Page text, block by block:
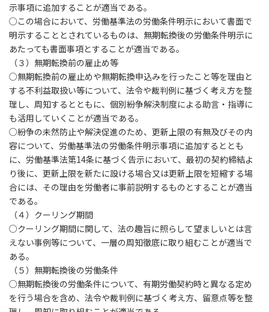
示事項に追加することが適当である。
○この場合において、労働基準法の労働条件明示において書面で
明示することとされているものは、無期転換後の労働条件明示に
あたっても書面事項とすることが適当である。
（３）無期転換前の雇止め等
○無期転換前の雇止めや無期転換申込みを行ったこと等を理由と
する不利益取扱い等について、法令や裁判例に基づく考え方を整
理し、周知するとともに、個別紛争解決制度による助言・指導に
も活用していくことが適当である。
○紛争の未然防止や解決促進のため、更新上限の有無及びその内
容について、労働基準法の労働条件明示事項に追加するととも
に、労働基準法第14条に基づく告示において、最初の契約締結よ
り後に、更新上限を新たに設ける場合又は更新上限を短縮する場
合には、その理由を労働者に事前説明するものとすることが適当
である。
（４）クーリング期間
○クーリング期間に関して、法の趣旨に照らして望ましいとは言
えない事例等について、一層の周知徹底に取り組むことが適当で
ある。
（５）無期転換後の労働条件
○無期転換後の労働条件について、有期労働契約時と異なる定め
を行う場合を含め、法令や裁判例に基づく考え方、留意点等を整